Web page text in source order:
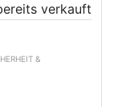
verkauft
&